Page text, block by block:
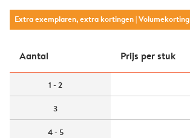
Extra exemplaren, extra kortingen| Volumekorting
Aantal Prijs per stuk
1 - 2
3
4 - 5